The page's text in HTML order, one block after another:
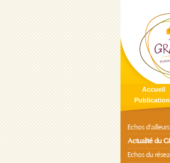
Accueil
Echos d’ailleurs
Actualité du
Echos du